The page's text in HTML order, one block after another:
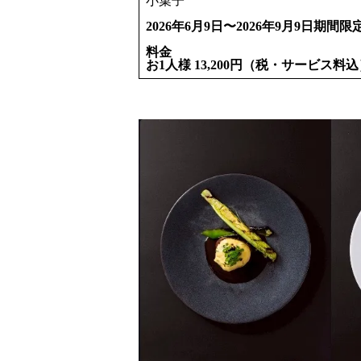
2026年6月9日〜2026年9月9日期間限
料金
お1人様 13,200円（税・サービス料